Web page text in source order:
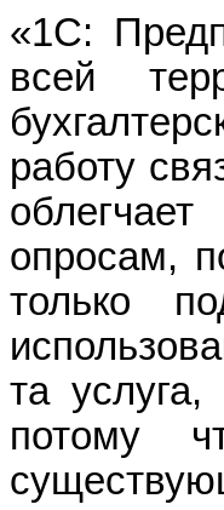
«1С:
всей
работу
опросам,
только
та
потому